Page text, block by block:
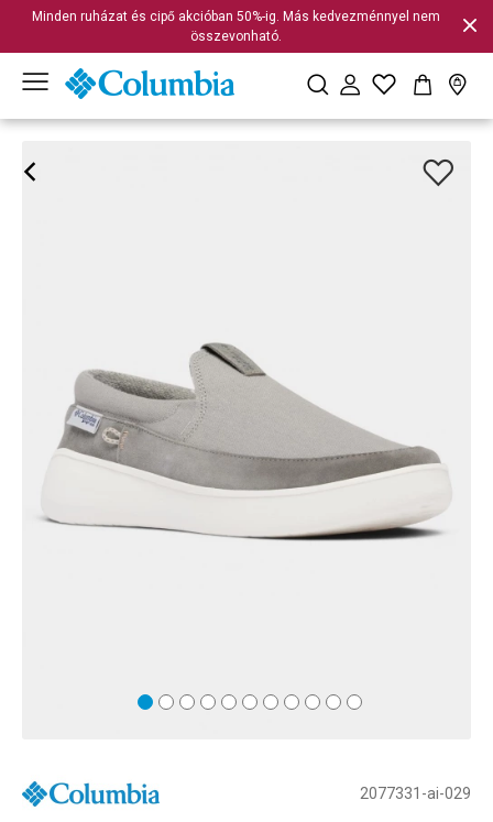
Minden ruházat és cipő akcióban 50%-ig. Más kedvezménnyel nem
összevonható.
2077331-ai-029